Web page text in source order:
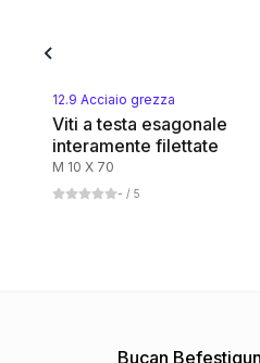
Aluminium
12.9 Acciaio grezza
Viti a testa esagonale
interamente filettate
M 10 X 70
- / 5
Bucan